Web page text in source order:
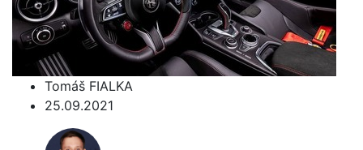
Tomáš FIALKA
25.09.2021